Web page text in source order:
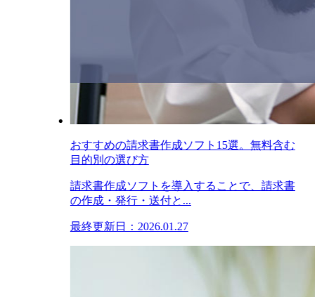
おすすめの請求書作成ソフト15選。無料含む
目的別の選び方
請求書作成ソフトを導入することで、請求書
の作成・発行・送付と...
最終更新日：2026.01.27